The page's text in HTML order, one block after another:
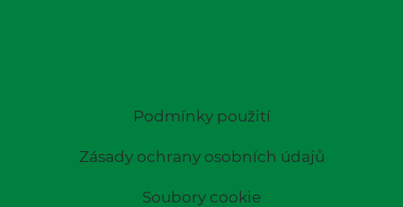
Podmínky použití
Zásady ochrany osobních údajů
Soubory cookie